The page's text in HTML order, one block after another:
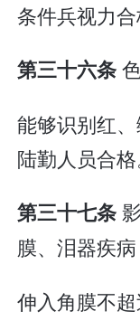
条件兵视力合
第三十六条
能够识别红
陆勤人员合格
第三十七条
膜、泪器疾病
伸入角膜不